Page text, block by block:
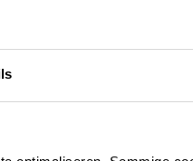
komplett. In unserem
Braut und Bräutigam
Kleid oder Hochzeitsanzug.